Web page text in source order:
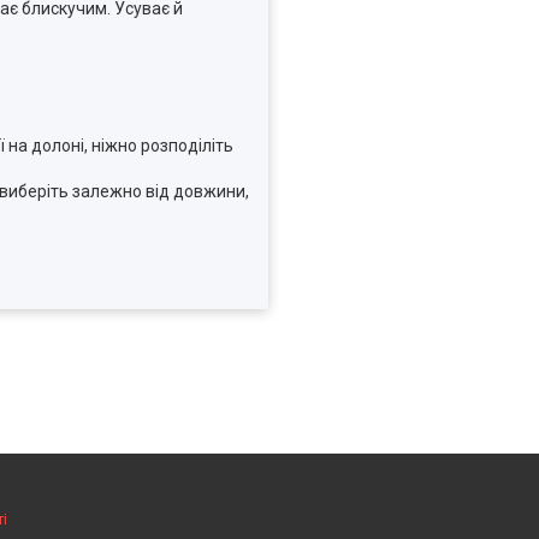
блискучим. Усуває й
долоні, ніжно розподіліть
виберіть залежно від довжини,